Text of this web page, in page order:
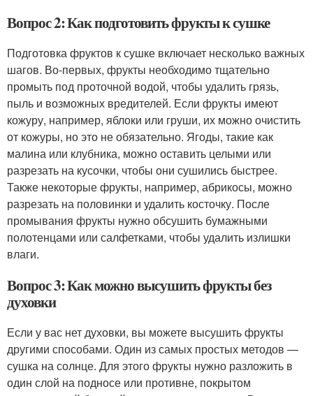
Вопрос 2: Как подготовить фрукты к сушке
Подготовка фруктов к сушке включает несколько важных
шагов. Во-первых, фрукты необходимо тщательно
промыть под проточной водой, чтобы удалить грязь,
пыль и возможных вредителей. Если фрукты имеют
кожуру, например, яблоки или груши, их можно очистить
от кожуры, но это не обязательно. Ягоды, такие как
малина или клубника, можно оставить целыми или
разрезать на кусочки, чтобы они сушились быстрее.
Также некоторые фрукты, например, абрикосы, можно
разрезать на половинки и удалить косточку. После
промывания фрукты нужно обсушить бумажными
полотенцами или салфетками, чтобы удалить излишки
влаги.
Вопрос 3: Как можно высушить фрукты без
духовки
Если у вас нет духовки, вы можете высушить фрукты
другими способами. Один из самых простых методов —
сушка на солнце. Для этого фрукты нужно разложить в
один слой на подносе или противне, покрытом